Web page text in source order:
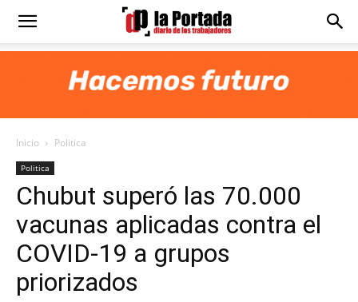
Diario
Portada
Inicio Politica
Politica
Chubut superó las 70.000
vacunas aplicadas contra el
COVID-19 a grupos
priorizados